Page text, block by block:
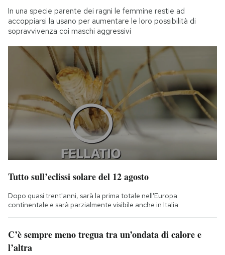
In una specie parente dei ragni le femmine restie ad
accoppiarsi la usano per aumentare le loro possibilità di
sopravvivenza coi maschi aggressivi
Tutto sull’eclissi solare del 12 agosto
Dopo quasi trent'anni, sarà la prima totale nell'Europa
continentale e sarà parzialmente visibile anche in Italia
C’è sempre meno tregua tra un’ondata di calore e
l’altra